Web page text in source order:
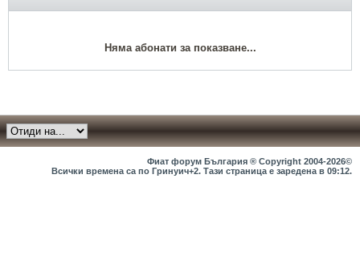
Няма абонати за показване...
Фиат форум България ® Copyright 2004-2026©
Всички времена са по Гринуич+2. Тази страница е заредена в 09:12.